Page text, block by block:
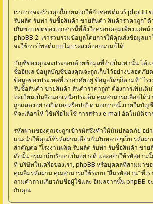
เราอาจจะสร้างคุกกี้ภายนอกให้กับซอฟต์แวร์ phpBB
รับผลิต รับทำ รับซื้อสินค้า ขายสินค้า สินค้าราคาถูก” ด้
เกินขอบเขตของเอกสารนี้ที่ตั้งใจครอบคลุมเพียงแค่ห
phpBB 2. เรารวบรวมข้อมูลโดยการให้คุณส่งข้อมูลม
จะใช้การโพสต์แบบไม่ประสงค์ออกนามก็ได้
บัญชีของคุณจะประกอบด้วยข้อมูลที่จำเป็นเท่านั้น ได้แ
ชื่ออีเมล ข้อมูลบัญชีของคุณจะถูกเก็บไว้อย่างปลอดภัย
ข้อมูลของประเทศที่เราอาศัยอยู่ ข้อมูลใดๆก็ตามที่ “โร
รับซื้อสินค้า ขายสินค้า สินค้าราคาถูก” ต้องการเพิ่มเติม
ทะเบียนเป็นสิ่งนอกเหนือประเด็น คุณสามารถเลือกได้
ถูกแสดงอย่างเปิดเผยหรือปกปิด นอกจากนี้ ภายในบั
ที่จะเลือกให้ ใช้หรือไม่ใช้ การสร้าง e-mail อัตโนมัติจ
รหัสผ่านของคุณจะถูกเข้ารหัสซึ่งทำให้มันปลอดภัย อย่า
แนะนำให้คุณใช้รหัสผ่านเดียวกันกับหลายๆเว็บ รหัสผ่
สำคัญต่อ “โรงงานผลิต รับผลิต รับทำ รับซื้อสินค้า ขาย
ดังนั้น กรุณาเก็บรักษาเป็นอย่างดี และอย่าให้รหัสผ่าน
ที่ บริษัทในเครือของเรา, phpBB หรือบุคคลที่สามมา
คุณลืมรหัสผ่าน คุณสามารถใช้ระบบ “ลืมรหัสผ่าน” ที่เร
ถามคำถามเกี่ยวกับชื่อผู้ใช้และ อีเมลจากนั้น phpBB จ
กับคุณ